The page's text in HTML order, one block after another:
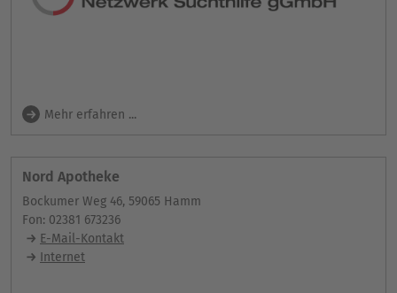
Mehr erfahren ...
Nord Apotheke
Bockumer Weg 46, 59065 Hamm
Fon: 02381 673236
E-Mail-Kontakt
Internet